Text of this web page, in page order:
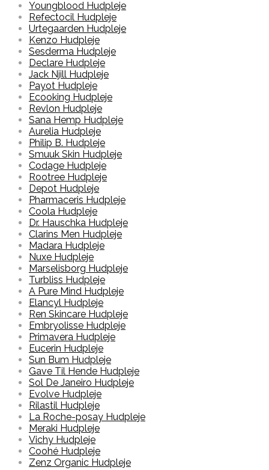
Youngblood Hudpleje
Refectocil Hudpleje
Urtegaarden Hudpleje
Kenzo Hudpleje
Sesderma Hudpleje
Declare Hudpleje
Jack Njill Hudpleje
Payot Hudpleje
Ecooking Hudpleje
Revlon Hudpleje
Sana Hemp Hudpleje
Aurelia Hudpleje
Philip B. Hudpleje
Smuuk Skin Hudpleje
Codage Hudpleje
Rootree Hudpleje
Depot Hudpleje
Pharmaceris Hudpleje
Coola Hudpleje
Dr. Hauschka Hudpleje
Clarins Men Hudpleje
Madara Hudpleje
Nuxe Hudpleje
Marselisborg Hudpleje
Turbliss Hudpleje
A Pure Mind Hudpleje
Elancyl Hudpleje
Ren Skincare Hudpleje
Embryolisse Hudpleje
Primavera Hudpleje
Eucerin Hudpleje
Sun Bum Hudpleje
Gave Til Hende Hudpleje
Sol De Janeiro Hudpleje
Evolve Hudpleje
Rilastil Hudpleje
La Roche-posay Hudpleje
Meraki Hudpleje
Vichy Hudpleje
Coohé Hudpleje
Zenz Organic Hudpleje